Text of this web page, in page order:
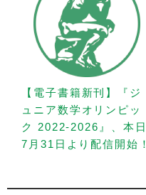
【電子書籍新刊】『ジ
ュニア数学オリンピッ
ク 2022-2026』、本日
7月31日より配信開始！